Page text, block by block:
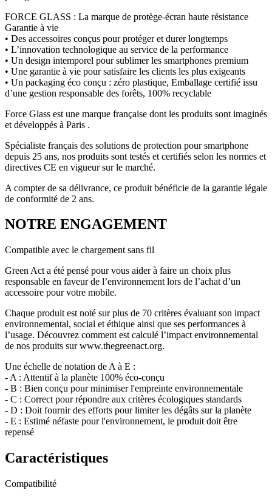
FORCE GLASS : La marque de protège-écran haute résistance
Garantie à vie
• Des accessoires conçus pour protéger et durer longtemps
• L’innovation technologique au service de la performance
• Un design intemporel pour sublimer les smartphones premium
• Une garantie à vie pour satisfaire les clients les plus exigeants
• Un packaging éco conçu : zéro plastique, Emballage certifié issu
d’une gestion responsable des forêts, 100% recyclable
Force Glass est une marque française dont les produits sont imaginés
et développés à Paris .
Spécialiste français des solutions de protection pour smartphone
depuis 25 ans, nos produits sont testés et certifiés selon les normes et
directives CE en vigueur sur le marché.
A compter de sa délivrance, ce produit bénéficie de la garantie légale
de conformité de 2 ans.
NOTRE ENGAGEMENT
Compatible avec le chargement sans fil
Green Act a été pensé pour vous aider à faire un choix plus
responsable en faveur de l’environnement lors de l’achat d’un
accessoire pour votre mobile.
Chaque produit est noté sur plus de 70 critères évaluant son impact
environnemental, social et éthique ainsi que ses performances à
l’usage. Découvrez comment est calculé l’impact environnemental
de nos produits sur www.thegreenact.org.
Une échelle de notation de A à E :
- A : Attentif à la planète 100% éco-conçu
- B : Bien conçu pour minimiser l'empreinte environnementale
- C : Correct pour répondre aux critères écologiques standards
- D : Doit fournir des efforts pour limiter les dégâts sur la planète
- E : Estimé néfaste pour l'environnement, le produit doit être
repensé
Caractéristiques
Compatibilité